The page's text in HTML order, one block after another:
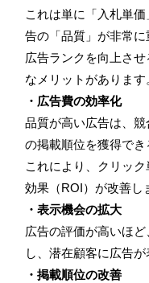
これは単に「入札単
告の「品質」が非常に
広告ランクを向上さ
なメリットがあります
・広告費の効率化
品質が高い広告は、
の掲載順位を獲得でき
これにより、クリッ
効果（ROI）が改善し
・表示機会の拡大
広告の評価が高いほ
し、潜在顧客に広告
・掲載順位の改善